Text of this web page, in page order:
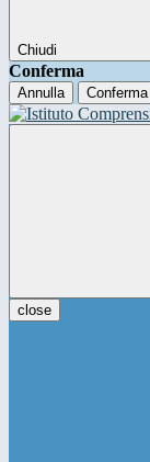
Chiudi
Conferma
Annulla Conferma
close